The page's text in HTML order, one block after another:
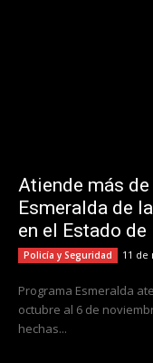
Atiende más
Esmeralda de
en el Estado de
Policía y Seguridad 11 de
Programa Esmeralda
octubre al 6 de
hechas...